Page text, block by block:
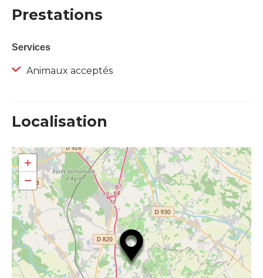
Prestations
Services
Animaux acceptés
Localisation
+
−